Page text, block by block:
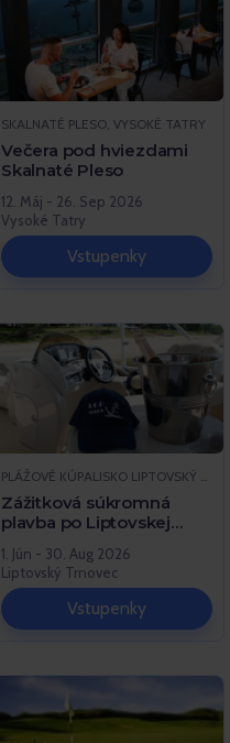
SKALNATÉ PLESO, VYSOKÉ TATRY
Večera pod hviezdami
Skalnaté Pleso
12. Máj - 26. Sep 2026
Vysoké Tatry
Vstupenky
Zážitková súkromná
plavba po Liptovskej
1. Jún - 30. Aug 2026
Liptovský Trnovec
Vstupenky